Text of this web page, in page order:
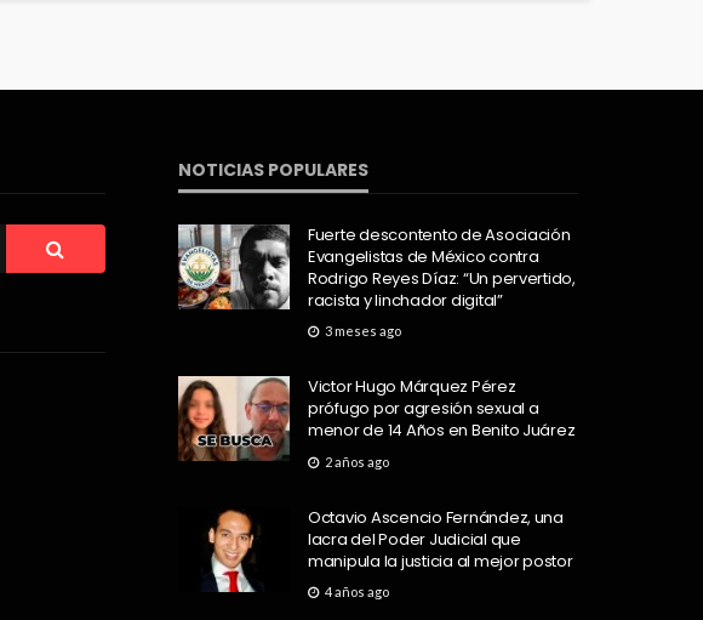
NOTICIAS POPULARES
Fuerte descontento de Asociación
Evangelistas de México contra
Rodrigo Reyes Díaz: “Un pervertido,
racista y linchador digital”
3 meses ago
Victor Hugo Márquez Pérez
prófugo por agresión sexual a
menor de 14 Años en Benito Juárez
2 años ago
Octavio Ascencio Fernández, una
lacra del Poder Judicial que
manipula la justicia al mejor postor
4 años ago